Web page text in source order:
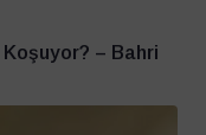
– Bahri